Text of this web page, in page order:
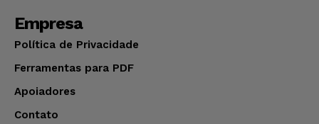
Empresa
Política de Privacidade
Ferramentas para PDF
Apoiadores
Contato